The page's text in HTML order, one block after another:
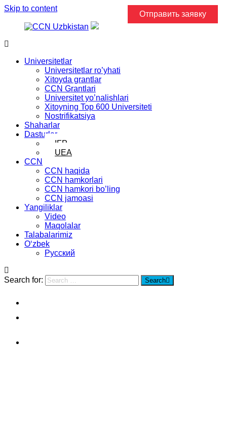
Skip to content
Universitetlar
Universitetlar ro’yhati
Xitoyda grantlar
CCN Grantlari
Universitet yo’nalishlari
Xitoyning Top 600 Universiteti
Nostrifikatsiya
Shaharlar
Dasturlar
IFP
UEA
CCN
CCN haqida
CCN hamkorlari
CCN hamkori bo’ling
CCN jamoasi
Yangiliklar
Video
Maqolalar
Talabalarimiz
Oʻzbek
Русский
Search for: Search
Отправить заявку